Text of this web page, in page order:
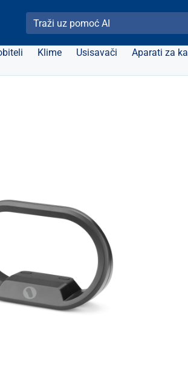
Pretraži Elipso
Klime Usisavači Aparati za